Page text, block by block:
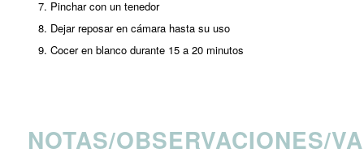
Pinchar con un tenedor
Dejar reposar en cámara hasta su uso
Cocer en blanco durante 15 a 20 minutos
NOTAS/OBSERVACIONES/